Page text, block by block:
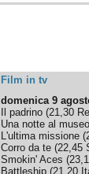
Film in tv
domenica 9
Il padrino (21,30
Una notte al museo
L'ultima missione (
Corro da te (22,45
Smokin' Aces (
Battleship (21,20